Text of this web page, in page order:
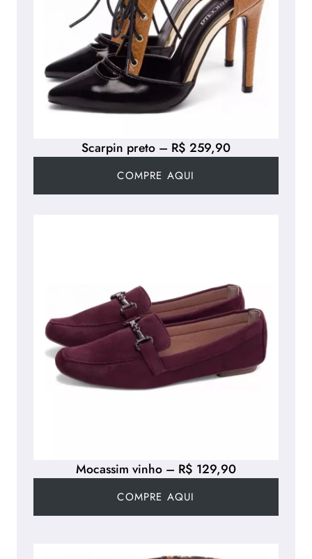
Scarpin preto – R$ 259,90
COMPRE AQUI
Mocassim vinho – R$ 129,90
COMPRE AQUI